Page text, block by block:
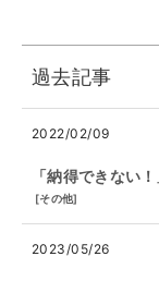
過去記事
2022/02/09
「納得できない
[その他]
2023/05/26